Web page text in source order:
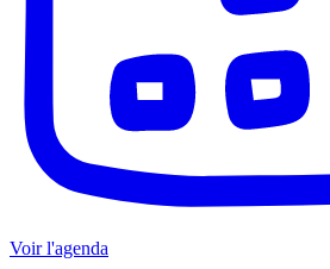
Voir l'agenda